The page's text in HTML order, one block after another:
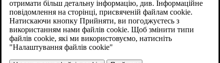
Driver Alert
Time for a
break
Транспортним засобом керують
невпевнено, водій отримує
попередження у вигляді звукового
сигналу і текстового повідомлення.
Датчик камери тимчасово
відключений.